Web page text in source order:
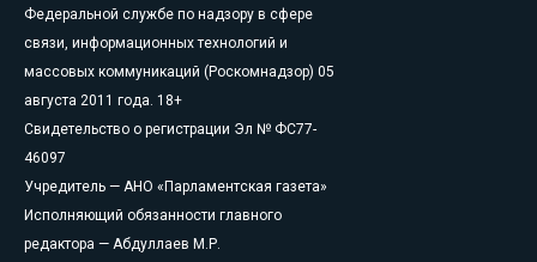
Федеральной службе по надзору в сфере
связи, информационных технологий и
массовых коммуникаций (Роскомнадзор) 05
августа 2011 года. 18+
Свидетельство о регистрации Эл № ФС77-
46097
Учредитель — АНО «Парламентская газета»
Исполняющий обязанности главного
редактора — Абдуллаев М.Р.